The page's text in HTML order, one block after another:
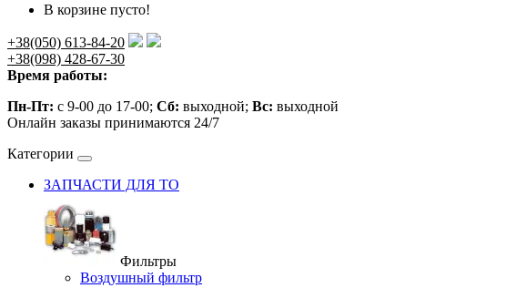
В корзине пусто!
+38(050) 613-84-20
+38(098) 428-67-30
Время работы:
Пн-Пт: с 9-00 до 17-00; Сб: выходной; Вс: выходной
Онлайн заказы принимаются 24/7
Категории
ЗАПЧАСТИ ДЛЯ ТО
Фильтры
Воздушный фильтр